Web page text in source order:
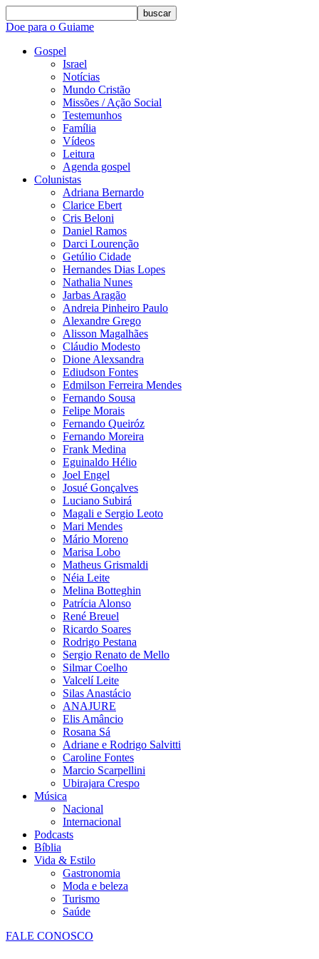
buscar
Doe para o Guiame
Gospel
Israel
Notícias
Mundo Cristão
Missões / Ação Social
Testemunhos
Família
Vídeos
Leitura
Agenda gospel
Colunistas
Adriana Bernardo
Clarice Ebert
Cris Beloni
Daniel Ramos
Darci Lourenção
Getúlio Cidade
Hernandes Dias Lopes
Nathalia Nunes
Jarbas Aragão
Andreia Pinheiro Paulo
Alexandre Grego
Alisson Magalhães
Cláudio Modesto
Dione Alexsandra
Ediudson Fontes
Edmilson Ferreira Mendes
Fernando Sousa
Felipe Morais
Fernando Queiróz
Fernando Moreira
Frank Medina
Eguinaldo Hélio
Joel Engel
Josué Gonçalves
Luciano Subirá
Magali e Sergio Leoto
Mari Mendes
Mário Moreno
Marisa Lobo
Matheus Grismaldi
Néia Leite
Melina Botteghin
Patrícia Alonso
René Breuel
Ricardo Soares
Rodrigo Pestana
Sergio Renato de Mello
Silmar Coelho
Valcelí Leite
Silas Anastácio
ANAJURE
Elis Amâncio
Rosana Sá
Adriane e Rodrigo Salvitti
Caroline Fontes
Marcio Scarpellini
Ubirajara Crespo
Música
Nacional
Internacional
Podcasts
Bíblia
Vida & Estilo
Gastronomia
Moda e beleza
Turismo
Saúde
FALE CONOSCO